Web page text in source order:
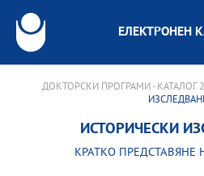
ЕЛЕКТРОНЕН
ДОКТОРСКИ ПРОГРАМИ - КАТАЛОГ
ИСТОРИЧЕСКИ
КРАТКО ПРЕДСТАВЯНЕ